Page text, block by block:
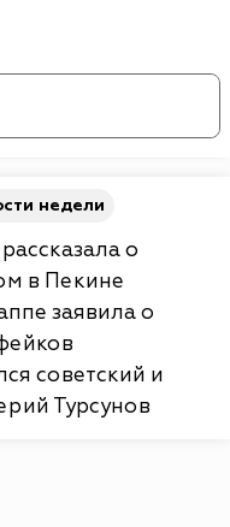
недели
о
в Пекине
заявила о
советский и
Турсунов